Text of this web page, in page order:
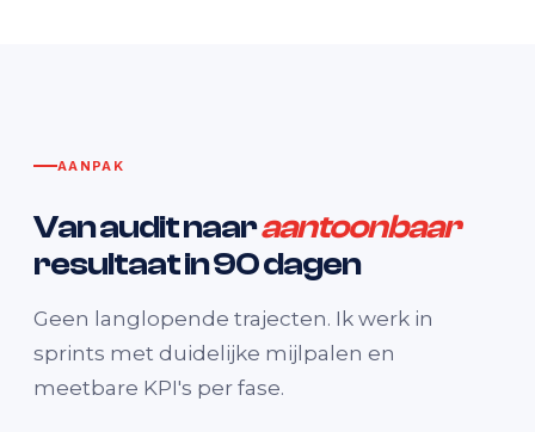
AANPAK
Van audit naaraantoonbaar
resultaat in 90 dagen
Geen langlopende trajecten. Ik werk in
sprints met duidelijke mijlpalen en
meetbare KPI's per fase.